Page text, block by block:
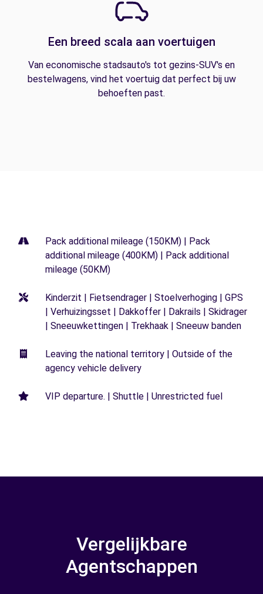
Een breed scala aan voertuigen
Van economische stadsauto's tot gezins-SUV's en
bestelwagens, vind het voertuig dat perfect bij uw
behoeften past.
Pack additional mileage (150KM) | Pack
additional mileage (400KM) | Pack additional
mileage (50KM)
Kinderzit | Fietsendrager | Stoelverhoging | GPS
| Verhuizingsset | Dakkoffer | Dakrails | Skidrager
| Sneeuwkettingen | Trekhaak | Sneeuw banden
Leaving the national territory | Outside of the
agency vehicle delivery
VIP departure. | Shuttle | Unrestricted fuel
Vergelijkbare
Agentschappen